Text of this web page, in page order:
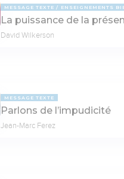
MESSAGE TEXTE ENSEIGNEMENTS
La puissance de la
David Wilkerson
MESSAGE TEXTE
Parlons de l’impudicité
Jean-Marc Ferez